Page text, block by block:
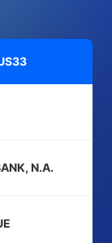
N.A.